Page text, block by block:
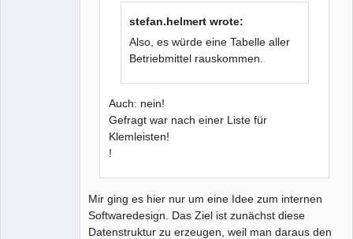
stefan.helmert wrote:
Also, es würde eine Tabelle aller
Betriebmittel rauskommen.
Auch: nein!
Gefragt war nach einer Liste für
Klemleisten!
!
Mir ging es hier nur um eine Idee zum internen
Softwaredesign. Das Ziel ist zunächst diese
Datenstruktur zu erzeugen, weil man daraus den